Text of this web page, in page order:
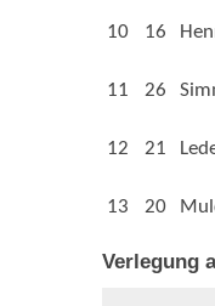
10 16
11 26
12 21
13 20
Verlegung